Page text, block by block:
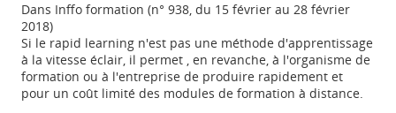
Dans Inffo formation (n° 938, du 15 février au 28 février
2018)
Si le rapid learning n'est pas une méthode d'apprentissage
à la vitesse éclair, il permet , en revanche, à l'organisme de
formation ou à l'entreprise de produire rapidement et
pour un coût limité des modules de formation à distance.